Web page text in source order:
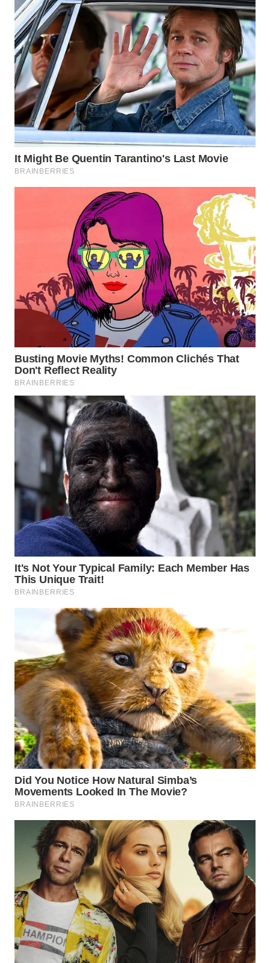
BINJAI
WN
CIREBON
WN
INDRAMAYU
WN
KUNINGAN
SUKABUMI
WN
PURWAKARTA
WN
PRIANGAN
TIMUR
WN
SEMARANG
SOLO
WN
BOROBUDUR
WN
SURABAYA
WN
BINTAN
WN
MANDALIKA
WN
LIKUPANG
LABUANBAJO
WN
BORNEO
Wahana
Media
Group
WAHANA